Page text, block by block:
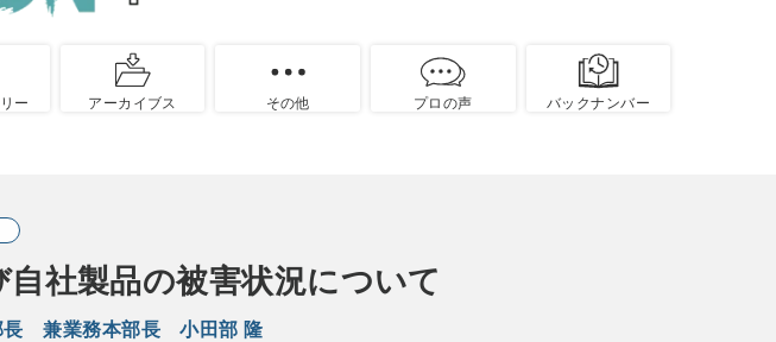
ー アーカイブス その他 プロの声 バックナンバー
社製品の被害状況について
兼業務本部長 小田部 隆